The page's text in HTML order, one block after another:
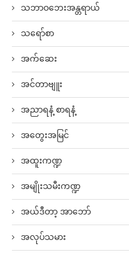
သဘာဝဘေးအန္တရာယ်
သရော်စာ
အက်ဆေး
အင်တာဗျူး
အညာရနံ့ စာရနံ့
အတွေးအမြင်
အထူးကဏ္ဍ
အမျိုးသမီးကဏ္ဍ
အယ်ဒီတာ့ အာဘော်
အလုပ်သမား